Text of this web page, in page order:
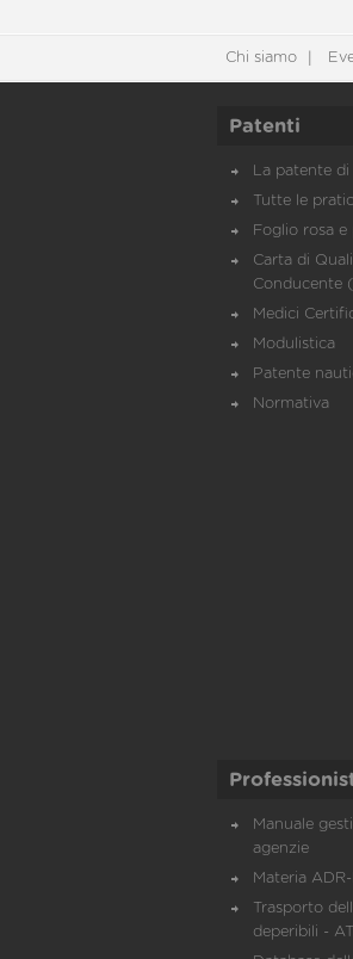
Chi siamo
Patenti
La patente
Tutte le
Foglio rosa e
Carta di
Conducente
Medici
Modulistica
Patente
Normativa
Manuale
agenzie
Materia
Trasporto
deperibili -